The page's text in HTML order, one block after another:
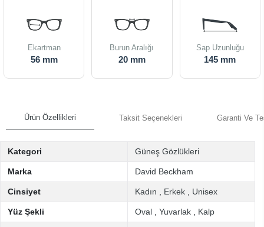
Ekartman
56 mm
Burun Aralığı
20 mm
Sap Uzunluğu
145 mm
Ürün Özellikleri Taksit Seçenekleri Garanti Ve
Kategori Güneş Gözlükleri
Marka David Beckham
Cinsiyet Kadın Erkek Unisex
Yüz Şekli Oval Yuvarlak Kalp